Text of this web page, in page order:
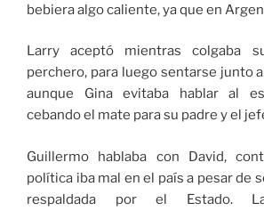
bebiera algo caliente, ya que en
Larry aceptó mientras colgaba
perchero, para luego sentarse junto
aunque Gina evitaba hablar al
cebando el mate para su padre y el
Guillermo hablaba con David,
política iba mal en el país a pesar de
respaldada por el Estado.